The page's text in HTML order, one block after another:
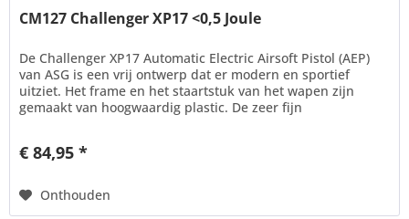
CM127 Challenger XP17 <0,5 Joule
De Challenger XP17 Automatic Electric Airsoft Pistol (AEP)
van ASG is een vrij ontwerp dat er modern en sportief
uitziet. Het frame en het staartstuk van het wapen zijn
gemaakt van hoogwaardig plastic. De zeer fijn
€ 84,95 *
Onthouden